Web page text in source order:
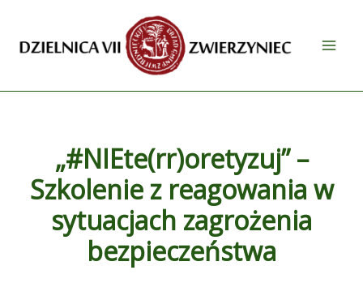
treści
„#NIEte(rr)oretyzuj” –
Szkolenie z reagowania w
sytuacjach zagrożenia
bezpieczeństwa